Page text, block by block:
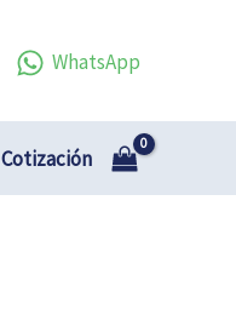
WhatsApp
Cotización